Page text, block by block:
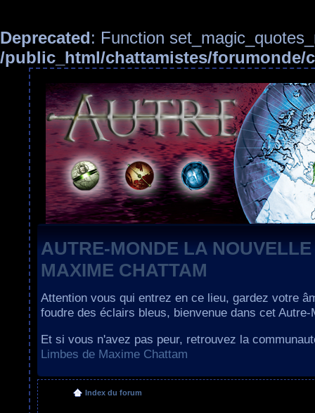
Deprecated: Function
/public_html/chattamistes/forumonde/
AUTRE-MONDE LA
MAXIME CHATTAM
Attention vous qui entrez en ce lieu, gardez votre
foudre des éclairs bleus, bienvenue dans cet Autre-
Et si vous n'avez pas peur, retrouvez la
Limbes de Maxime Chattam
Index du forum